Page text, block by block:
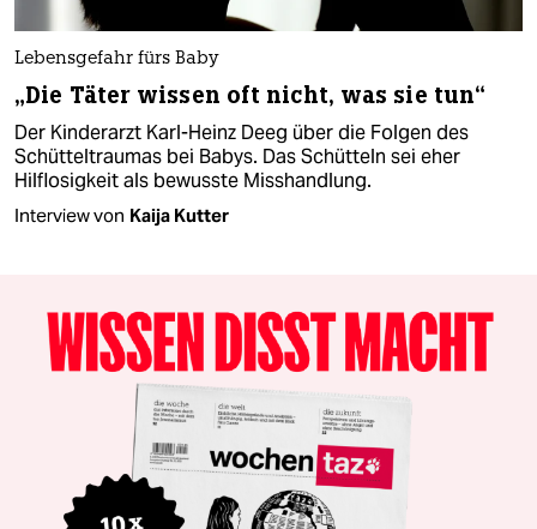
Lebensgefahr fürs Baby
„Die Täter wissen oft nicht, was sie tun“
Der Kinderarzt Karl-Heinz Deeg über die Folgen des
Schütteltraumas bei Babys. Das Schütteln sei eher
Hilflosigkeit als bewusste Misshandlung.
Interview von Kaija Kutter